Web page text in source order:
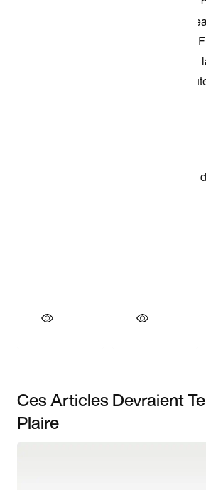
Ces Articles Devraient Te
Plaire